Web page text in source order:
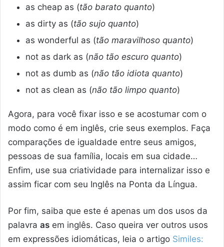
as cheap as (tão barato quanto)
as dirty as (tão sujo quanto)
as wonderful as (tão maravilhoso quanto)
not as dark as (não tão escuro quanto)
not as dumb as (não tão idiota quanto)
not as clean as (não tão limpo quanto)
Agora, para você fixar isso e se acostumar com o
modo como é em inglês, crie seus exemplos. Faça
comparações de igualdade entre seus amigos,
pessoas de sua família, locais em sua cidade…
Enfim, use sua criatividade para internalizar isso e
assim ficar com seu Inglês na Ponta da Língua.
Por fim, saiba que este é apenas um dos usos da
palavra as em inglês. Caso queira ver outros usos
em expressões idiomáticas, leia o artigo Similes: